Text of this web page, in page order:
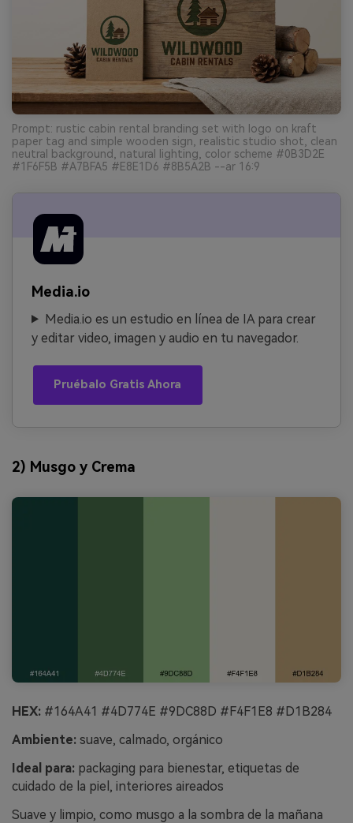
Prompt: rustic cabin rental branding set with logo on kraft
paper tag and simple wooden sign, realistic studio shot, clean
neutral background, natural lighting, color scheme #0B3D2E
#1F6F5B #A7BFA5 #E8E1D6 #8B5A2B --ar 16:9
Media.io
Media.io es un estudio en línea de IA para crear
y editar video, imagen y audio en tu navegador.
Pruébalo Gratis Ahora
2) Musgo y Crema
HEX: #164A41 #4D774E #9DC88D #F4F1E8 #D1B284
Ambiente: suave, calmado, orgánico
Ideal para: packaging para bienestar, etiquetas de
cuidado de la piel, interiores aireados
Suave y limpio, como musgo a la sombra de la mañana